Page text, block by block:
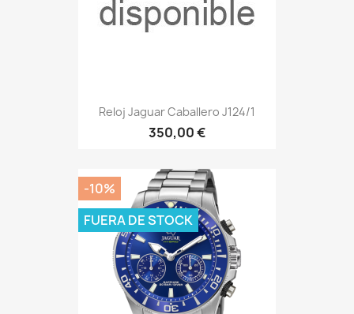
Reloj Jaguar Caballero J124/1
350,00 €
-10%
FUERA DE STOCK